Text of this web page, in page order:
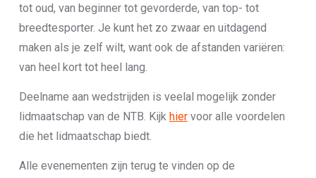
tot oud, van beginner tot gevorderde, van top- tot
breedtesporter. Je kunt het zo zwaar en uitdagend
maken als je zelf wilt, want ook de afstanden variëren:
van heel kort tot heel lang.
Deelname aan wedstrijden is veelal mogelijk zonder
lidmaatschap van de NTB. Kijk hiervoor alle voordelen
die het lidmaatschap biedt.
Alle evenementen zijn terug te vinden op de